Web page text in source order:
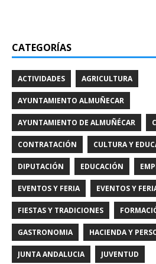
CATEGORÍAS
ACTIVIDADES AGRICULTURA
AYUNTAMIENTO ALMUÑECAR
AYUNTAMIENTO DE ALMUÑÉCAR
CONTRATACIÓN CULTURA Y
DIPUTACIÓN EDUCACIÓN
EVENTOS Y FERIA EVENTOS Y
FIESTAS Y TRADICIONES
GASTRONOMIA HACIENDA Y
JUNTA ANDALUCIA JUVENTUD